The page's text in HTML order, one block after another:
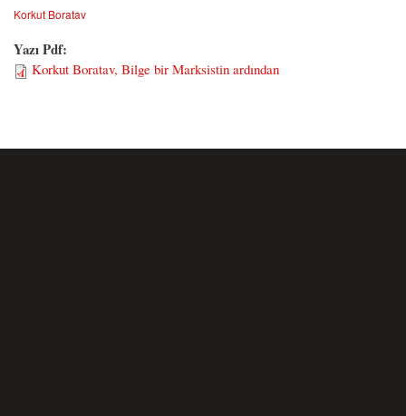
Korkut Boratav
Yazı Pdf:
Korkut Boratav, Bilge bir Marksistin ardından